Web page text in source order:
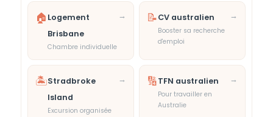
🏠 Logement
Brisbane
Chambre individuelle
→ 📝CV australien
Booster sa recherche
d'emploi
→
🏝️Stradbroke
Island
Excursion organisée
→ 🔢TFN australien
Pour travailler en
Australie
→